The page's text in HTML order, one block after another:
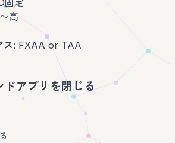
固定
高
ス: FXAA or TAA
アプリを閉じる